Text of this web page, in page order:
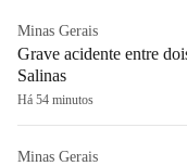
Minas Gerais
Grave acidente entre
Salinas
Há 54 minutos
Minas Gerais